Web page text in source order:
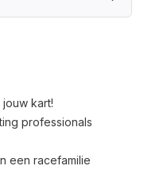
kart!
professionals
een racefamilie